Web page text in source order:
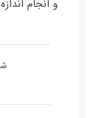
و انجام